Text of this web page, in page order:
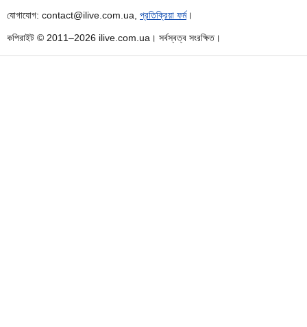
যোগাযোগ: contact@ilive.com.ua, প্রতিক্রিয়া ফর্ম।
কপিরাইট © 2011–2026 ilive.com.ua। সর্বস্বত্ব সংরক্ষিত।